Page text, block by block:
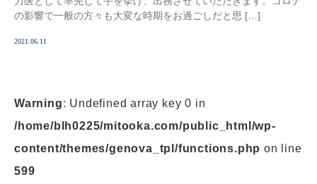
の影響で一般の方々も大変な時期をお過ごしだと思 […]
2021.06.11
Warning: Undefined array key 0 in
/home/blh0225/mitooka.com/public_html/wp-
content/themes/genova_tpl/functions.php on line
599